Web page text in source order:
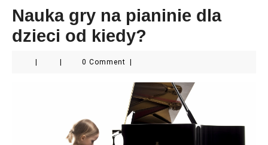
Nauka gry na pianinie dla
dzieci od kiedy?
0 Comment